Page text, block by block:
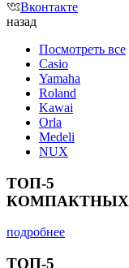
Вконтакте
назад
Посмотреть все
Casio
Yamaha
Roland
Kawai
Orla
Medeli
NUX
ТОП-5
КОМПАКТНЫХ
подробнее
ТОП-5